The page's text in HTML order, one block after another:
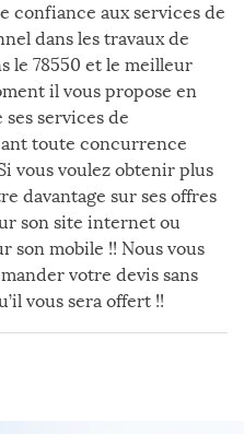
confiance aux services de
dans les travaux de
le 78550 et le meilleur
il vous propose en
services de
toute concurrence
vous voulez obtenir plus
davantage sur ses offres
son site internet ou
mobile !! Nous vous
votre devis sans
vous sera offert !!